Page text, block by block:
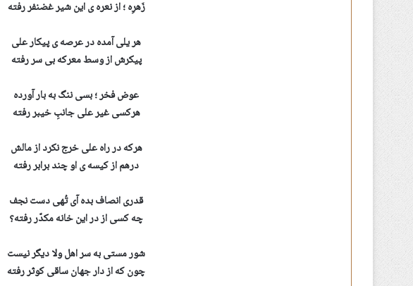
زَهرِه ؛ از نعره ی این شیر غضنفر رفته
هر یلی آمده در عرصه ی پیکار علی
پیکرش از وسط معرکه بی سر رفته
عوض فخر ؛ بسی ننگ به بار آورده
هرکسی غیر علی جانبِ خیبر رفته
هرکه در راه علی خرج نکرد از مالش
درهم از کیسه ی او چند برابر رفته
قدری انصاف بده آی تُهی دست نجف
چه کسی از در این خانه مکدّر رفته؟
شور مستی به سر اهل ولا دیگر نیست
چون که از دار جهان ساقی کوثر رفته